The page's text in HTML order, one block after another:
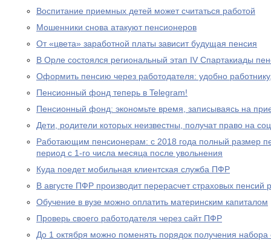
Воспитание приемных детей может считаться работой
Мошенники снова атакуют пенсионеров
От «цвета» заработной платы зависит будущая пенсия
В Орле состоялся региональный этап IV Спартакиады
Оформить пенсию через работодателя: удобно
Пенсионный фонд теперь в Telegram!
Пенсионный фонд: экономьте время, записываясь на
Дети, родители которых неизвестны, получат право на
Работающим пенсионерам: с 2018 года полный размер
период с 1-го числа месяца после увольнения
Куда поедет мобильная клиентская служба ПФР
В августе ПФР производит перерасчет страховых
Обучение в вузе можно оплатить материнским капиталом
Проверь своего работодателя через сайт ПФР
До 1 октября можно поменять порядок получения набора